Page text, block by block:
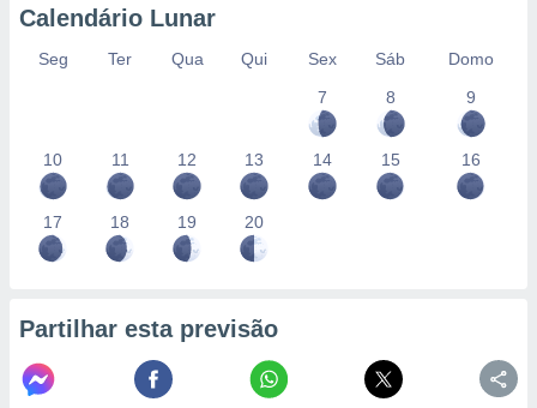
Calendário Lunar
Seg Ter Qua Qui Sex Sáb
Domo
7
8 9
10 11 12 13 14 15 16
17 18 19 20
Partilhar esta previsão